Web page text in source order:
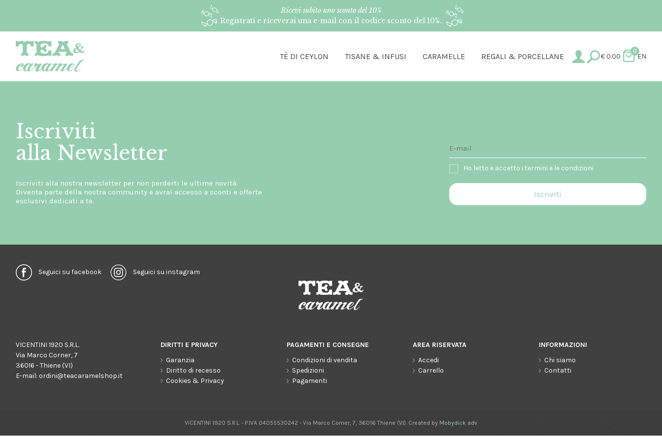
Ricevi subito uno sconto del 10%
Registrati e riceverai una e-mail con il codice sconto del 10%.
TÈ DI CEYLON TISANE & INFUSI CARAMELLE REGALI & PORCELLANE € 0.00
0
EN
Iscriviti
alla Newsletter
Iscriviti alla nostra newsletter per non perderti le ultime novità.
Diventa parte della nostra community e avrai accesso a sconti e offerte
esclusivi dedicati a te.
Ho letto e accetto i termini e le condizioni
Seguici su facebook Seguici su instagram
VICENTINI 1920 S.R.L.
Via Marco Corner, 7
36016 - Thiene (VI)
E-mail: ordini@teacaramelshop.it
DIRITTI E PRIVACY
Garanzia
Diritto di recesso
Cookies & Privacy
PAGAMENTI E CONSEGNE
Condizioni di vendita
Spedizioni
Pagamenti
AREA RISERVATA
Accedi
Carrello
INFORMAZIONI
Chi siamo
Contatti
VICENTINI 1920 S.R.L. - P.IVA 04055530242 - Via Marco Corner, 7, 36016 Thiene (VI). Created by Mobydick adv